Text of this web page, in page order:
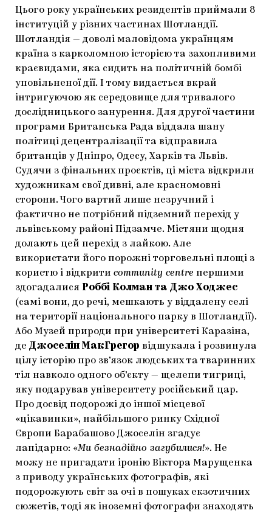
Цього року українських резидентів приймали 8
інституцій у різних частинах Шотландії.
Шотландія — доволі маловідома українцям
країна з карколомною історією та захопливими
краєвидами, яка сидить на політичній бомбі
уповільненої дії. І тому видається вкрай
інтригуючою як середовище для тривалого
дослідницького занурення. Для другої частини
програми Британська Рада віддала шану
політиці децентралізації та відправила
британців у Дніпро, Одесу, Харків та Львів.
Судячи з фінальних проєктів, ці міста відкрили
художникам свої дивні, але красномовні
сторони. Чого вартий лише незручний і
фактично не потрібний підземний перехід у
львівському районі Підзамче. Містяни щодня
долають цей перехід з лайкою. Але
використати його порожні торговельні площі з
користю і відкрити community centre першими
здогадалися Роббі Колман та Джо Ходжес
(самі вони, до речі, мешкають у віддалену селі
на території національного парку в Шотландії).
Або Музей природи при університеті Каразіна,
де Джоселін МакГрегор відшукала і розвинула
цілу історію про зв’язок людських та тваринних
тіл навколо одного об’єкту — щелепи тигриці,
яку подарував університету російський цар.
Про досвід подорожі до іншої місцевої
«цікавинки», найбільшого ринку Східної
Європи Барабашово Джоселін згадує
лапідарно: «Ми безнадійно загубилися!». Не
можу не пригадати іронію Віктора Марущенка
з приводу українських фотографів, які
подорожують світ за очі в пошуках екзотичних
сюжетів, тоді як іноземні фотографи знаходять